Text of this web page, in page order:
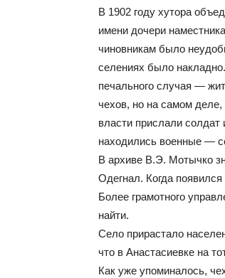
В 1902 году хутора
имени дочери
чиновникам было
селениях было
печального случая —
чехов, но на самом деле,
власти прислали солдат
находились военные —
В архиве В.Э. Мотычко
Одегнал. Когда
Более грамотного
найти.
Село прирастало
что в Анастасиевке на
Как уже упоминалось,